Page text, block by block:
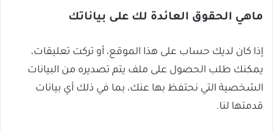
ماهي الحقوق العائدة لك على بياناتك
إذا كان لديك حساب على هذا الموقع، أو تركت تعليقات،
يمكنك طلب الحصول على ملف يتم تصديره من البيانات
الشخصية التي نحتفظ بها عنك، بما في ذلك أي بيانات
قدمتها لنا.